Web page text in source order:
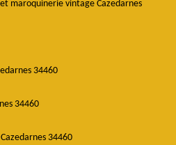
maroquinerie vintage Cazedarnes
34460
34460
34460